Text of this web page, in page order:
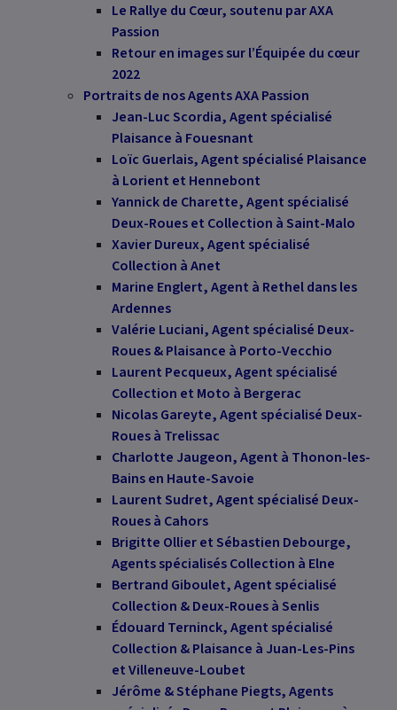
Le Rallye du Cœur, soutenu par AXA
Passion
Retour en images sur l’Équipée du cœur
2022
Portraits de nos Agents AXA Passion
Jean-Luc Scordia, Agent spécialisé
Plaisance à Fouesnant
Loïc Guerlais, Agent spécialisé Plaisance
à Lorient et Hennebont
Yannick de Charette, Agent spécialisé
Deux-Roues et Collection à Saint-Malo
Xavier Dureux, Agent spécialisé
Collection à Anet
Marine Englert, Agent à Rethel dans les
Ardennes
Valérie Luciani, Agent spécialisé Deux-
Roues & Plaisance à Porto-Vecchio
Laurent Pecqueux, Agent spécialisé
Collection et Moto à Bergerac
Nicolas Gareyte, Agent spécialisé Deux-
Roues à Trelissac
Charlotte Jaugeon, Agent à Thonon-les-
Bains en Haute-Savoie
Laurent Sudret, Agent spécialisé Deux-
Roues à Cahors
Brigitte Ollier et Sébastien Debourge,
Agents spécialisés Collection à Elne
Bertrand Giboulet, Agent spécialisé
Collection & Deux-Roues à Senlis
Édouard Terninck, Agent spécialisé
Collection & Plaisance à Juan-Les-Pins
et Villeneuve-Loubet
Jérôme & Stéphane Piegts, Agents